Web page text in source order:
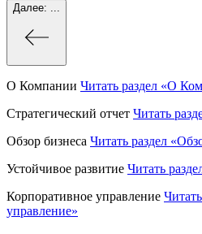
Далее:
О Компании Читать раздел «О
Стратегический отчет Читать
Обзор бизнеса Читать раздел
Устойчивое развитие Читать
Корпоративное управление
управление»